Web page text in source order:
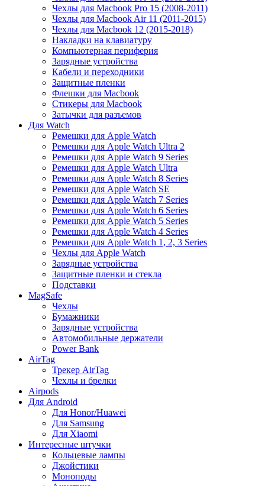
Чехлы для Macbook Pro 15 (2008-2011)
Чехлы для Macbook Air 11 (2011-2015)
Чехлы для Macbook 12 (2015-2018)
Накладки на клавиатуру
Компьютерная периферия
Зарядные устройства
Кабели и переходники
Защитные пленки
Флешки для Macbook
Стикеры для Macbook
Затычки для разъемов
Для Watch
Ремешки для Apple Watch
Ремешки для Apple Watch Ultra 2
Ремешки для Apple Watch 9 Series
Ремешки для Apple Watch Ultra
Ремешки для Apple Watch 8 Series
Ремешки для Apple Watch SE
Ремешки для Apple Watch 7 Series
Ремешки для Apple Watch 6 Series
Ремешки для Apple Watch 5 Series
Ремешки для Apple Watch 4 Series
Ремешки для Apple Watch 1, 2, 3 Series
Чехлы для Apple Watch
Зарядные устройства
Защитные пленки и стекла
Подставки
MagSafe
Чехлы
Бумажники
Зарядные устройства
Автомобильные держатели
Power Bank
AirTag
Трекер AirTag
Чехлы и брелки
Airpods
Для Android
Для Honor/Huawei
Для Samsung
Для Xiaomi
Интересные штучки
Кольцевые лампы
Джойстики
Моноподы